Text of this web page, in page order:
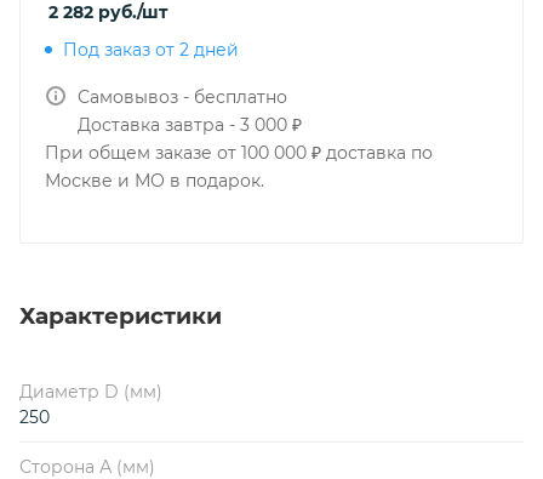
2 282 руб./шт
Под заказ от 2 дней
Самовывоз - бесплатно
Доставка завтра - 3 000 ₽
При общем заказе от 100 000 ₽ доставка по
Москве и МО в подарок.
Характеристики
Диаметр D (мм)
250
Сторона А (мм)